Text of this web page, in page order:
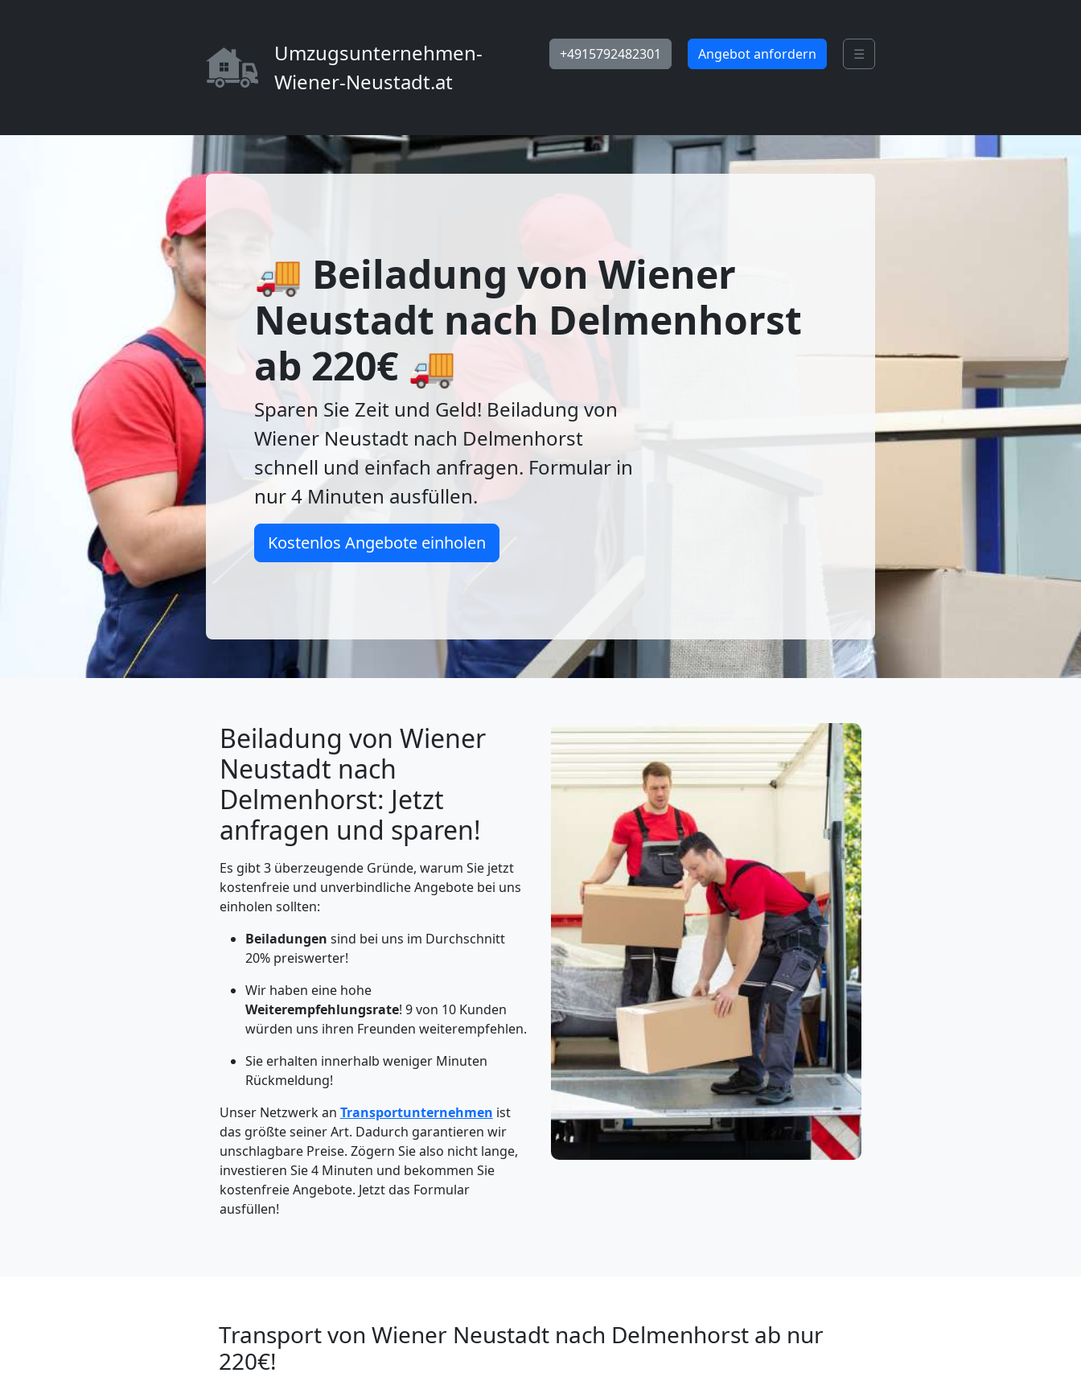
Umzugsunternehmen-
Wiener-Neustadt.at
+4915792482301 Angebot anfordern ☰
🚚 Beiladung von Wiener
Neustadt nach Delmenhorst
ab 220€ 🚚
Sparen Sie Zeit und Geld! Beiladung von
Wiener Neustadt nach Delmenhorst
schnell und einfach anfragen. Formular in
nur 4 Minuten ausfüllen.
Kostenlos Angebote einholen
Beiladung von Wiener
Neustadt nach
Delmenhorst: Jetzt
anfragen und sparen!
Es gibt 3 überzeugende Gründe, warum Sie jetzt
kostenfreie und unverbindliche Angebote bei uns
einholen sollten:
Beiladungen sind bei uns im Durchschnitt
20% preiswerter!
Wir haben eine hohe
Weiterempfehlungsrate! 9 von 10 Kunden
würden uns ihren Freunden weiterempfehlen.
Sie erhalten innerhalb weniger Minuten
Rückmeldung!
Unser Netzwerk an Transportunternehmen ist
das größte seiner Art. Dadurch garantieren wir
unschlagbare Preise. Zögern Sie also nicht lange,
investieren Sie 4 Minuten und bekommen Sie
kostenfreie Angebote. Jetzt das Formular
ausfüllen!
Transport von Wiener Neustadt nach Delmenhorst ab nur
220€!